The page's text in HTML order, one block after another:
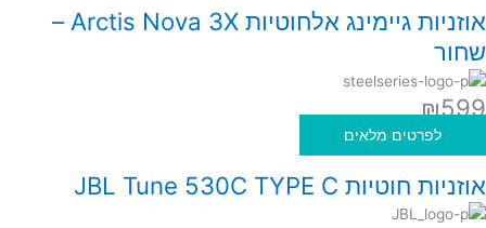
אוזניות גיימינג אלחוטיות Arctis Nova 3X –
שחור
₪599
לפרטים מלאים
אוזניות חוטיות JBL Tune 530C TYPE C